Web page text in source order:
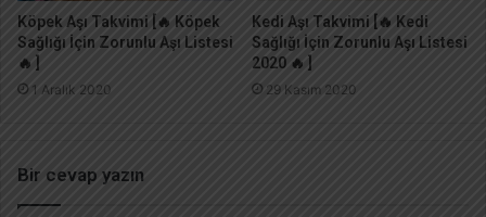
Köpek Aşı Takvimi [🔥 Köpek
Sağlığı İçin Zorunlu Aşı Listesi
🔥 ]
1 Aralık 2020
Kedi Aşı Takvimi [🔥 Kedi
Sağlığı İçin Zorunlu Aşı Listesi
2020 🔥 ]
29 Kasım 2020
Bir cevap yazın